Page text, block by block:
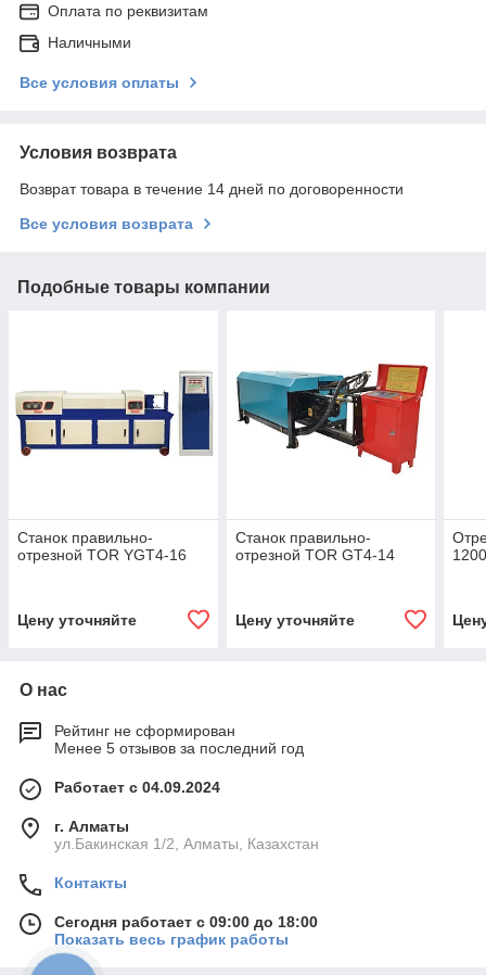
Оплата по реквизитам
Наличными
Все условия оплаты
Условия возврата
Возврат товара в течение 14 дней по договоренности
Все условия возврата
Подобные товары компании
Станок правильно-
отрезной TOR YGT4-16
Цену уточняйте
Станок правильно-
отрезной TOR GT4-14
Цену уточняйте
О нас
Рейтинг не сформирован
Менее 5 отзывов за последний год
Работает с 04.09.2024
г. Алматы
ул.Бакинская 1/2, Алматы, Казахстан
Контакты
Сегодня работает с 09:00 до 18:00
Показать весь график работы